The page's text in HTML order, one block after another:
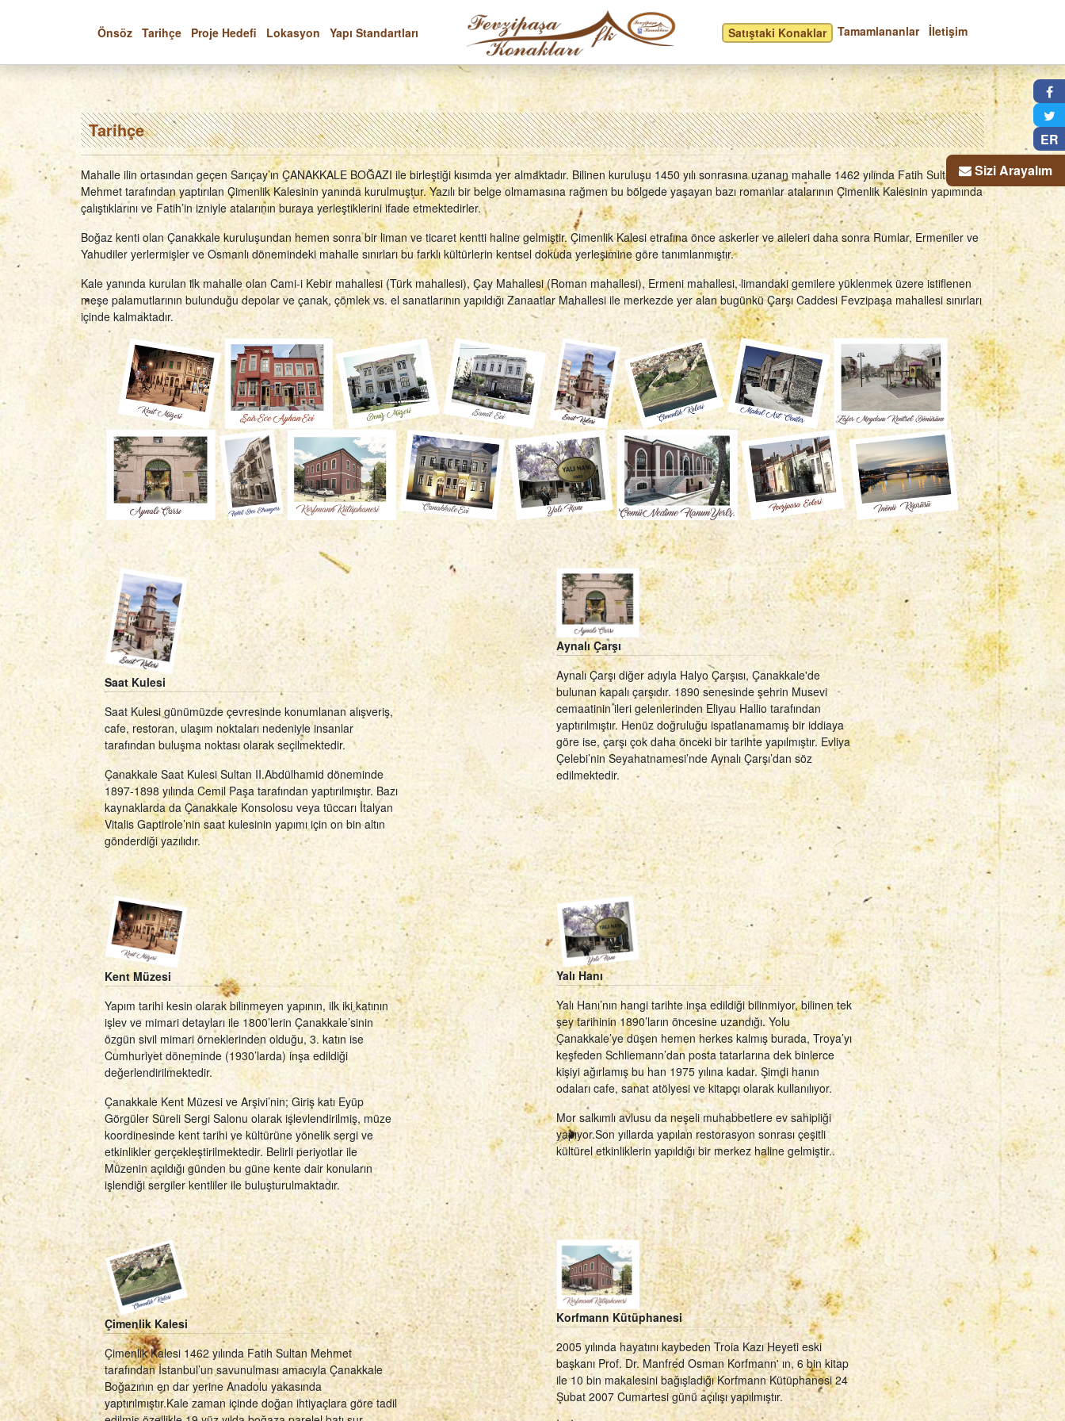
Önsöz Tarihçe Proje Hedefi Lokasyon Yapı Standartları Satıştaki Konaklar Tamamlananlar İletişim
Tarihçe
Mahalle ilin ortasından geçen Sarıçay’ın ÇANAKKALE BOĞAZI ile birleştiği kısımda yer almaktadır. Bilinen kuruluşu 1450 yılı sonrasına uzanan mahalle 1462 yılında Fatih Sultan
Mehmet tarafından yaptırılan Çimenlik Kalesinin yanında kurulmuştur. Yazılı bir belge olmamasına rağmen bu bölgede yaşayan bazı romanlar atalarının Çimenlik Kalesinin yapımında
çalıştıklarını ve Fatih’in izniyle atalarının buraya yerleştiklerini ifade etmektedirler.
Boğaz kenti olan Çanakkale kuruluşundan hemen sonra bir liman ve ticaret kentti haline gelmiştir. Çimenlik Kalesi etrafına önce askerler ve aileleri daha sonra Rumlar, Ermeniler ve
Yahudiler yerlermişler ve Osmanlı dönemindeki mahalle sınırları bu farklı kültürlerin kentsel dokuda yerleşimine göre tanımlanmıştır.
Kale yanında kurulan ilk mahalle olan Cami-i Kebir mahallesi (Türk mahallesi), Çay Mahallesi (Roman mahallesi), Ermeni mahallesi, limandaki gemilere yüklenmek üzere istiflenen
meşe palamutlarının bulunduğu depolar ve çanak, çömlek vs. el sanatlarının yapıldığı Zanaatlar Mahallesi ile merkezde yer alan bugünkü Çarşı Caddesi Fevzipaşa mahallesi sınırları
içinde kalmaktadır.
Saat Kulesi
Saat Kulesi günümüzde çevresinde konumlanan alışveriş,
cafe, restoran, ulaşım noktaları nedeniyle insanlar
tarafından buluşma noktası olarak seçilmektedir.
Çanakkale Saat Kulesi Sultan II.Abdülhamid döneminde
1897-1898 yılında Cemil Paşa tarafından yaptırılmıştır. Bazı
kaynaklarda da Çanakkale Konsolosu veya tüccarı İtalyan
Vitalis Gaptirole’nin saat kulesinin yapımı için on bin altın
gönderdiği yazılıdır.
Aynalı Çarşı
Aynalı Çarşı diğer adıyla Halyo Çarşısı, Çanakkale'de
bulunan kapalı çarşıdır. 1890 senesinde şehrin Musevi
cemaatinin ileri gelenlerinden Eliyau Hallio tarafından
yaptırılmıştır. Henüz doğruluğu ispatlanamamış bir iddiaya
göre ise, çarşı çok daha önceki bir tarihte yapılmıştır. Evliya
Çelebi’nin Seyahatnamesi’nde Aynalı Çarşı’dan söz
edilmektedir.
Kent Müzesi
Yapım tarihi kesin olarak bilinmeyen yapının, ilk iki katının
işlev ve mimari detayları ile 1800’lerin Çanakkale’sinin
özgün sivil mimari örneklerinden olduğu, 3. katın ise
Cumhuriyet döneminde (1930’larda) inşa edildiği
değerlendirilmektedir.
Çanakkale Kent Müzesi ve Arşivi’nin; Giriş katı Eyüp
Görgüler Süreli Sergi Salonu olarak işlevlendirilmiş, müze
koordinesinde kent tarihi ve kültürüne yönelik sergi ve
etkinlikler gerçekleştirilmektedir. Belirli periyotlar ile
Müzenin açıldığı günden bu güne kente dair konuların
işlendiği sergiler kentliler ile buluşturulmaktadır.
Yalı Hanı
Yalı Hanı’nın hangi tarihte inşa edildiği bilinmiyor, bilinen tek
şey tarihinin 1890’ların öncesine uzandığı. Yolu
Çanakkale’ye düşen hemen herkes kalmış burada, Troya’yı
keşfeden Schliemann’dan posta tatarlarına dek binlerce
kişiyi ağırlamış bu han 1975 yılına kadar. Şimdi hanın
odaları cafe, sanat atölyesi ve kitapçı olarak kullanılıyor.
Mor salkımlı avlusu da neşeli muhabbetlere ev sahipliği
yapıyor.Son yıllarda yapılan restorasyon sonrası çeşitli
kültürel etkinliklerin yapıldığı bir merkez haline gelmiştir..
Çimenlik Kalesi
Çimenlik Kalesi 1462 yılında Fatih Sultan Mehmet
tarafından İstanbul’un savunulması amacıyla Çanakkale
Boğazının en dar yerine Anadolu yakasında
yaptırılmıştır.Kale zaman içinde doğan ihtiyaçlara göre tadil
Korfmann Kütüphanesi
2005 yılında hayatını kaybeden Troia Kazı Heyeti eski
başkanı Prof. Dr. Manfred Osman Korfmann' ın, 6 bin kitap
ile 10 bin makalesini bağışladığı Korfmann Kütüphanesi 24
Şubat 2007 Cumartesi günü açılışı yapılmıştır.
×
ER
Sizi Arayalım